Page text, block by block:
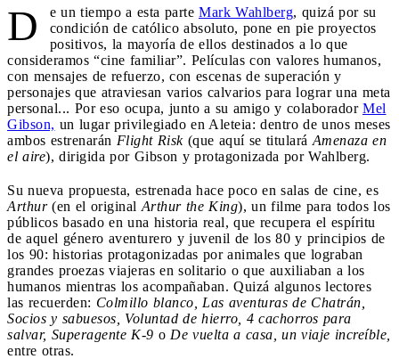
D e un tiempo a esta parte Mark Wahlberg, quizá por su
condición de católico absoluto, pone en pie proyectos
positivos, la mayoría de ellos destinados a lo que
consideramos “cine familiar”. Películas con valores humanos,
con mensajes de refuerzo, con escenas de superación y
personajes que atraviesan varios calvarios para lograr una meta
personal... Por eso ocupa, junto a su amigo y colaborador Mel
Gibson, un lugar privilegiado en Aleteia: dentro de unos meses
ambos estrenarán Flight Risk(que aquí se titulará Amenaza en
el aire), dirigida por Gibson y protagonizada por Wahlberg.
Su nueva propuesta, estrenada hace poco en salas de cine, es
Arthur(en el original Arthur the King), un filme para todos los
públicos basado en una historia real, que recupera el espíritu
de aquel género aventurero y juvenil de los 80 y principios de
los 90: historias protagonizadas por animales que lograban
grandes proezas viajeras en solitario o que auxiliaban a los
humanos mientras los acompañaban. Quizá algunos lectores
las recuerden: Colmillo blanco, Las aventuras de Chatrán,
Socios y sabuesos, Voluntad de hierro, 4 cachorros para
salvar, Superagente K-9 o De vuelta a casa, un viaje increíble,
entre otras.